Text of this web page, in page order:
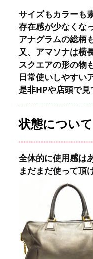
サイズもカラーも
存在感が少なくな
アナグラムの総柄
又、アマソナは横
スクエアの形の物
日常使いしやすい
是非HPや店頭で見
状態について
全体的に使用感は
まだまだ使って頂